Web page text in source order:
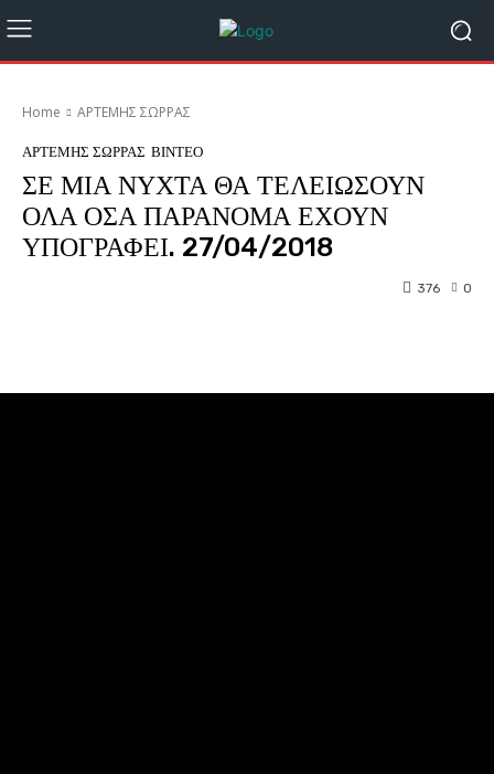
Home ΑΡΤΕΜΗΣ ΣΩΡΡΑΣ
ΑΡΤΕΜΗΣ ΣΩΡΡΑΣ ΒΙΝΤΕΟ
ΣΕ ΜΙΑ ΝΥΧΤΑ ΘΑ ΤΕΛΕΙΩΣΟΥΝ
ΟΛΑ ΟΣΑ ΠΑΡΑΝΟΜΑ ΕΧΟΥΝ
ΥΠΟΓΡΑΦΕΙ. 27/04/2018
0
376